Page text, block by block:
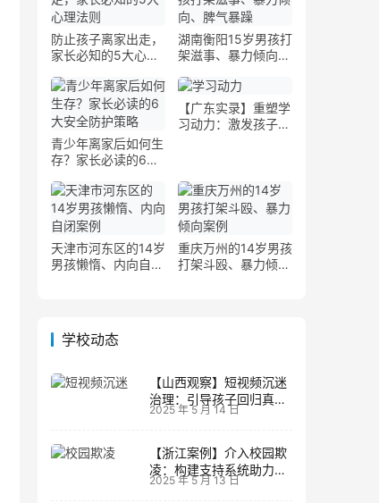
防止孩子离家出走，
家长必知的5大心理
湖南衡阳15岁男孩打
架滋事、暴力倾向案
青少年离家后如何生
存？家长必读的6大
【广东实录】重塑学
习动力：激发孩子告
天津市河东区的14岁
男孩懒惰、内向自闭
重庆万州的14岁男孩
打架斗殴、暴力倾向
学校动态
【山西观察】短视频沉迷
治理：引导孩子回归真实
生活
2025 年 5 月 14 日
【浙江案例】介入校园欺
凌：构建支持系统助力孩
子成长
2025 年 5 月 13 日